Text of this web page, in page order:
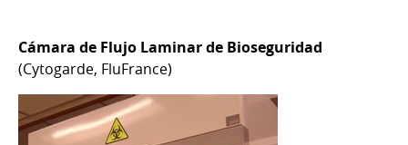
Cámara de Flujo Laminar de Bioseguridad
(Cytogarde, FluFrance)